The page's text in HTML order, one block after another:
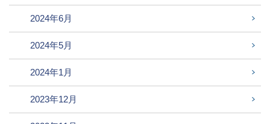
2024年6月
2024年5月
2024年1月
2023年12月